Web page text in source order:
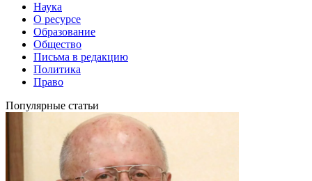
Наука
О ресурсе
Образование
Общество
Письма в редакцию
Политика
Право
Популярные статьи